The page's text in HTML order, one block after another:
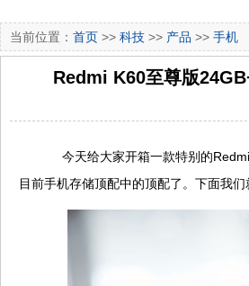
当前位置： 首页 >> 科技 >> 产品 >> 手机
Redmi K60至尊版
今天给大家开箱一款特别的
目前手机存储顶配中的顶配了。下面我